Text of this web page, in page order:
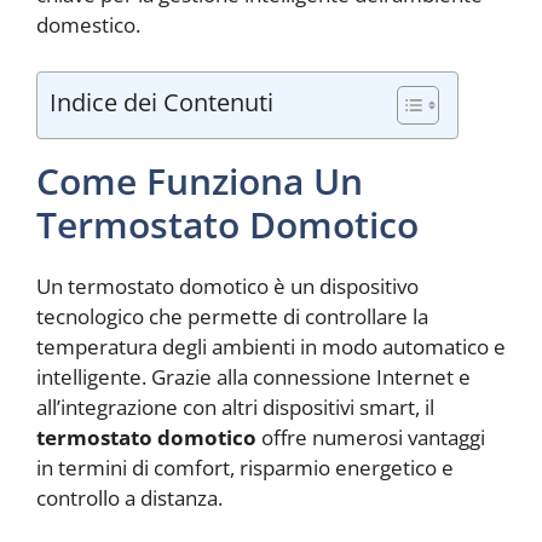
domestico.
Indice dei Contenuti
Come Funziona Un
Termostato Domotico
Un termostato domotico è un dispositivo
tecnologico che permette di controllare la
temperatura degli ambienti in modo automatico e
intelligente. Grazie alla connessione Internet e
all’integrazione con altri dispositivi smart, il
termostato domotico offre numerosi vantaggi
in termini di comfort, risparmio energetico e
controllo a distanza.